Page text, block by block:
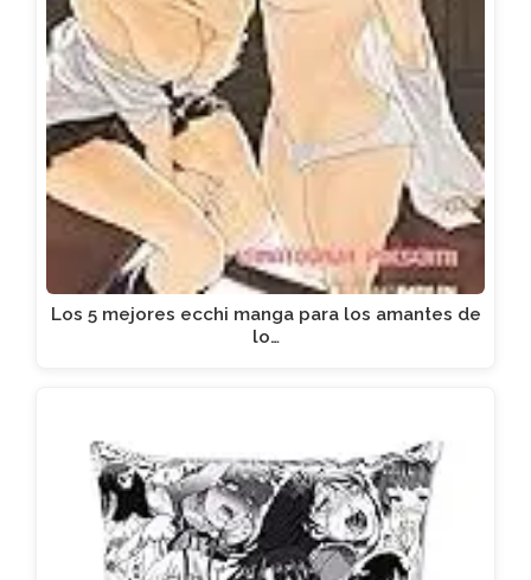
Los 5 mejores ecchi manga para los amantes de
lo…